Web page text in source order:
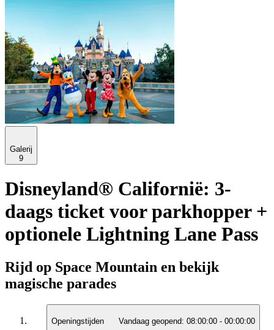
Galerij
9
Disneyland® Californië: 3-
daags ticket voor parkhopper +
optionele Lightning Lane Pass
Rijd op Space Mountain en bekijk
magische parades
Openingstijden Vandaag geopend: 08:00:00 - 00:00:00